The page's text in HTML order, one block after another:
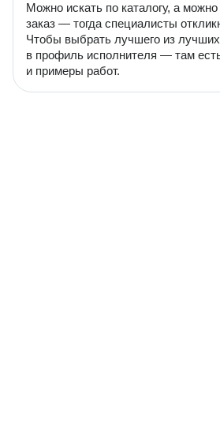
Можно искать по каталогу, а можно
заказ — тогда специалисты
Чтобы выбрать лучшего из
в профиль исполнителя — там
и примеры работ.